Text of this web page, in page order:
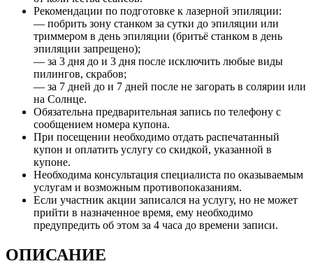
Рекомендации по подготовке к лазерной эпиляции:
— побрить зону станком за сутки до эпиляции или
триммером в день эпиляции (бритьё станком в день
эпиляции запрещено);
— за 3 дня до и 3 дня после исключить любые виды
пилингов, скрабов;
— за 7 дней до и 7 дней после не загорать в солярии или
на Солнце.
Обязательна предварительная запись по телефону с
сообщением номера купона.
При посещении необходимо отдать распечатанный
купон и оплатить услугу со скидкой, указанной в
купоне.
Необходима консультация специалиста по оказываемым
услугам и возможным противопоказаниям.
Если участник акции записался на услугу, но не может
прийти в назначенное время, ему необходимо
предупредить об этом за 4 часа до времени записи.
ОПИСАНИЕ